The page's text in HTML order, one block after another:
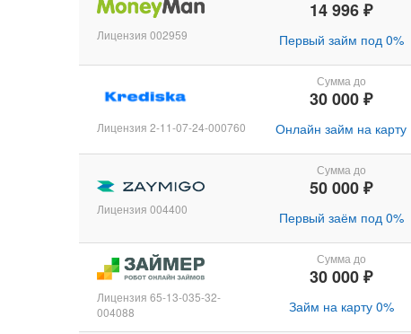
Лицензия 002959
14 996 ₽
Первый займ под 0%
Лицензия 2-11-07-24-000760
Сумма до
30 000 ₽
Онлайн займ на карту
Лицензия 004400
Сумма до
50 000 ₽
Первый заём под 0%
Лицензия 65-13-035-32-
004088
Сумма до
30 000 ₽
Займ на карту 0%